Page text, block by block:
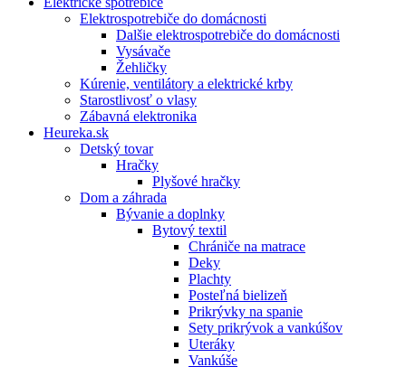
Elektrospotrebiče do domácnosti
Dalšie elektrospotrebiče do domácnosti
Vysávače
Žehličky
Kúrenie, ventilátory a elektrické krby
Starostlivosť o vlasy
Zábavná elektronika
Heureka.sk
Detský tovar
Hračky
Plyšové hračky
Dom a záhrada
Bývanie a doplnky
Bytový textil
Chrániče na matrace
Deky
Plachty
Posteľná bielizeň
Prikrývky na spanie
Sety prikrývok a vankúšov
Uteráky
Vankúše